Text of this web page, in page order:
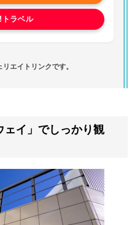
ラベル
エイトリンクです。
ェイ」でしっかり観